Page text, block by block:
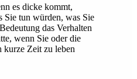
es dicke kommt,
Sie tun würden, was Sie
das Verhalten
wenn Sie oder die
kurze Zeit zu leben